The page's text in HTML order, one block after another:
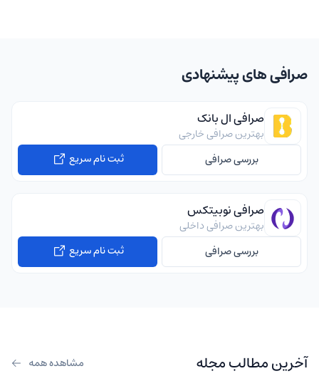
صرافی های پیشنهادی
صرافی ال بانک
بهترین صرافی خارجی
بررسی صرافی
ثبت نام سریع
صرافی نوبیتکس
بهترین صرافی داخلی
بررسی صرافی
ثبت نام سریع
آخرین مطالب مجله مشاهده همه